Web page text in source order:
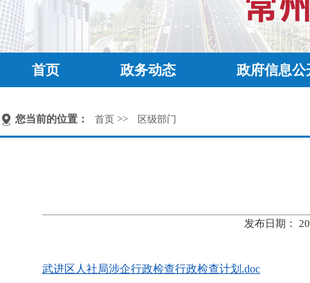
首页 政务动态 政府信息公
您当前的位置： 首页 >> 区级部门
发布日期：
武进区人社局涉企行政检查行政检查计划.doc